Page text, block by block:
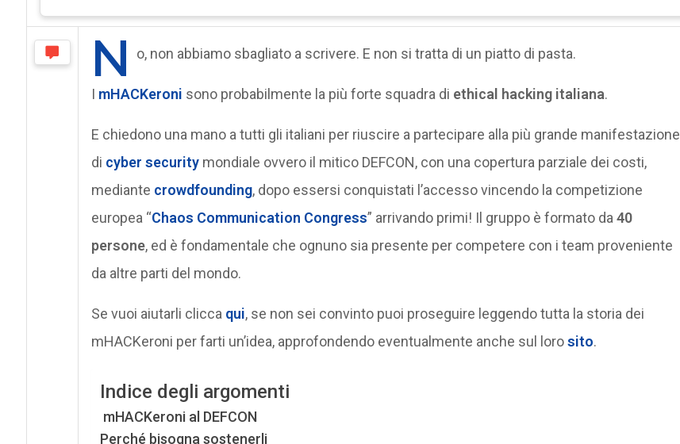
N o, non abbiamo sbagliato a scrivere. E non si tratta di un piatto di pasta.
I mHACKeroni sono probabilmente la più forte squadra di ethical hacking italiana.
E chiedono una mano a tutti gli italiani per riuscire a partecipare alla più grande manifestazione
di cyber security mondiale ovvero il mitico DEFCON, con una copertura parziale dei costi,
mediante crowdfounding, dopo essersi conquistati l’accesso vincendo la competizione
europea “Chaos Communication Congress” arrivando primi! Il gruppo è formato da 40
persone, ed è fondamentale che ognuno sia presente per competere con i team proveniente
da altre parti del mondo.
Se vuoi aiutarli clicca qui, se non sei convinto puoi proseguire leggendo tutta la storia dei
mHACKeroni per farti un’idea, approfondendo eventualmente anche sul lorosito.
Indice degli argomenti
mHACKeroni al DEFCON
Perché bisogna sostenerli